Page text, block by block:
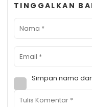
TINGGALKAN
Simpan nama